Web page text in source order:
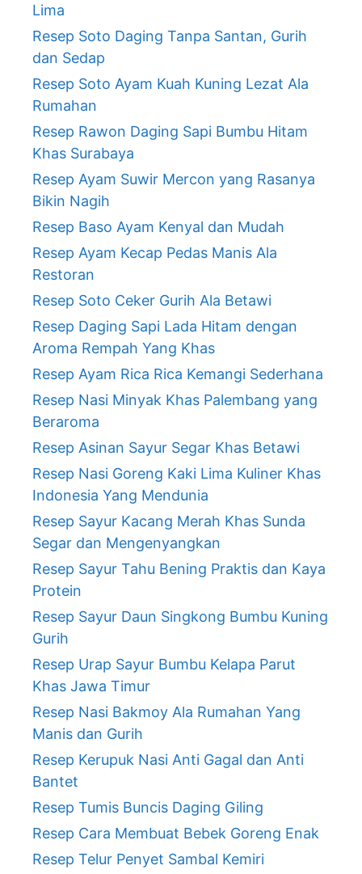
Lima
Resep Soto Daging Tanpa Santan, Gurih
dan Sedap
Resep Soto Ayam Kuah Kuning Lezat Ala
Rumahan
Resep Rawon Daging Sapi Bumbu Hitam
Khas Surabaya
Resep Ayam Suwir Mercon yang Rasanya
Bikin Nagih
Resep Baso Ayam Kenyal dan Mudah
Resep Ayam Kecap Pedas Manis Ala
Restoran
Resep Soto Ceker Gurih Ala Betawi
Resep Daging Sapi Lada Hitam dengan
Aroma Rempah Yang Khas
Resep Ayam Rica Rica Kemangi Sederhana
Resep Nasi Minyak Khas Palembang yang
Beraroma
Resep Asinan Sayur Segar Khas Betawi
Resep Nasi Goreng Kaki Lima Kuliner Khas
Indonesia Yang Mendunia
Resep Sayur Kacang Merah Khas Sunda
Segar dan Mengenyangkan
Resep Sayur Tahu Bening Praktis dan Kaya
Protein
Resep Sayur Daun Singkong Bumbu Kuning
Gurih
Resep Urap Sayur Bumbu Kelapa Parut
Khas Jawa Timur
Resep Nasi Bakmoy Ala Rumahan Yang
Manis dan Gurih
Resep Kerupuk Nasi Anti Gagal dan Anti
Bantet
Resep Tumis Buncis Daging Giling
Resep Cara Membuat Bebek Goreng Enak
Resep Telur Penyet Sambal Kemiri